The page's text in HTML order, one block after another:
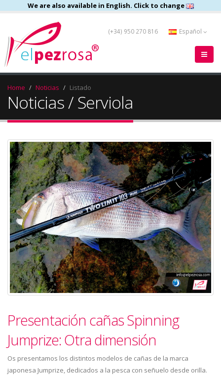
We are also available in English. Click to change
(+34) 950 270 816 Español
Home Noticias Listado
Noticias / Serviola
Presentación cañas Spinning
Jumprize: Otra dimensión
Os presentamos los distintos modelos de cañas de la marca
japonesa Jumprize, dedicados a la pesca con señuelo desde orilla.